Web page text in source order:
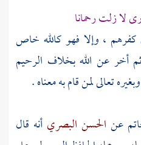
لا زلت رحمانا
كفرهم ، وإلا فهو كالله خاص
أخر عن الله بخلاف الرحيم
تعالى لمن قام به معناه .
عن الحسن البصري أنه قال